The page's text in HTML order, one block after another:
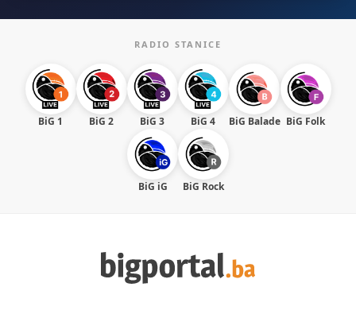
RADIO STANICE
BiG 1 BiG 2 BiG 3 BiG 4 BiG Balade BiG Folk
BiG iG BiG Rock